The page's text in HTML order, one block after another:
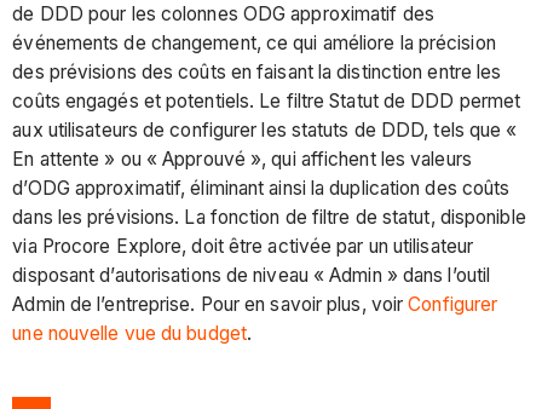
de DDD pour les colonnes ODG approximatif des
événements de changement, ce qui améliore la précision
des prévisions des coûts en faisant la distinction entre les
coûts engagés et potentiels. Le filtre Statut de DDD permet
aux utilisateurs de configurer les statuts de DDD, tels que «
En attente » ou « Approuvé », qui affichent les valeurs
d’ODG approximatif, éliminant ainsi la duplication des coûts
dans les prévisions. La fonction de filtre de statut, disponible
via Procore Explore, doit être activée par un utilisateur
disposant d’autorisations de niveau « Admin » dans l’outil
Admin de l’entreprise. Pour en savoir plus, voirConfigurer
une nouvelle vue du budget.